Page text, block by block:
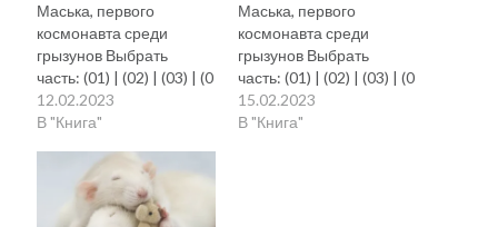
Маська, первого
космонавта среди
грызунов Выбрать
часть: (01) | (02) | (03) | (0
4) | (05) | (06) | (07) | (08) |
(09) | (10)
) | (16) | (17) | (18) | (19) | (
(21) | (22) | (23) | (24) | (25
12.02.2023
В "Книга"
Маська, первого
космонавта среди
грызунов Выбрать
часть: (01) | (02) | (03) | (0
4) | (05) | (06) | (07) | (08) |
(09) | (10)
15.02.2023
В "Книга"